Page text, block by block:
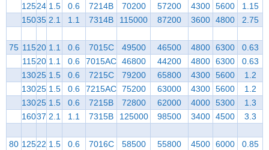
12524 1.5 0.6 7214B 70200 57200 4300 5600
1.15
15035 2.1 1.1 7314B 115000 87200 3600 4800 2.75
75 11520 1.1 0.6 7015C 49500 46500 4800 6300
0.63
11520 1.1 0.6 7015AC 46800 44200 4800 6300
0.63
13025 1.5 0.6 7215C 79200 65800 4300 5600
1.2
13025 1.5 0.6 7215AC 75200 63000 4300 5600
1.2
13025 1.5 0.6 7215B 72800 62000 4000 5300
1.3
16037 2.1 1.1 7315B 125000 98500 3400 4500 3.3
80 12522 1.5 0.6 7016C 58500 55800 4500 6000
0.85